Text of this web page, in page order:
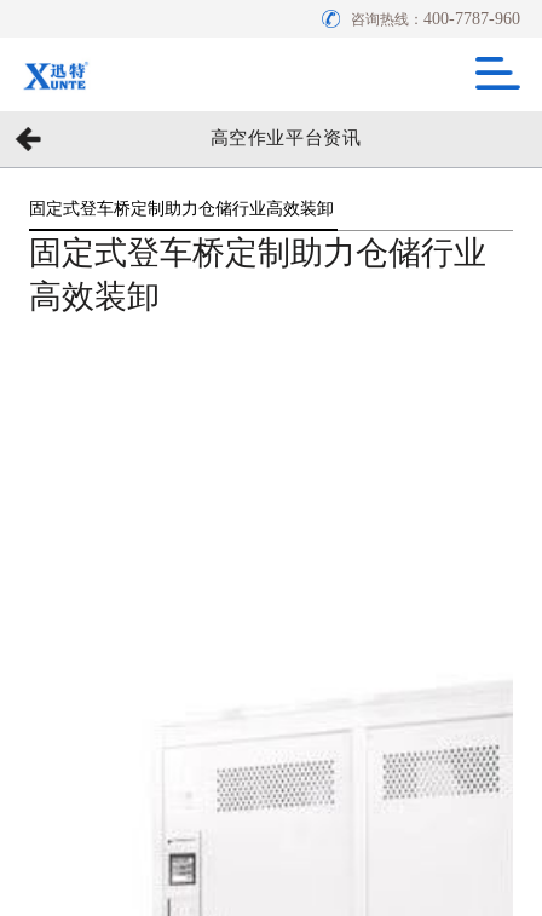
咨询热线：400-7787-960
高空作业平台资讯
固定式登车桥定制助力仓储行业高效装卸
固定式登车桥定制助力仓储行业
高效装卸